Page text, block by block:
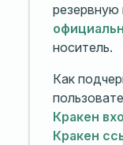
носитель.
Как
Кракен
Кракен